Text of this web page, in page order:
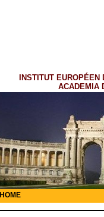
INSTITUT EUROPÉEN
ACADEMIA
HOME